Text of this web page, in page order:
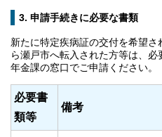
3. 申請手続きに必要な書類
新たに特定疾病証の交付を希望
ら瀬戸市へ転入された方等は、
年金課の窓口でご申請ください。
必要書
類等
備考